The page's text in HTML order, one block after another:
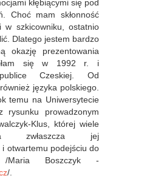
kłębiącymi się pod
Choć mam skłonność
w szkicowniku, ostatnio
Dlatego jestem bardzo
okazję prezentowania
się w 1992 r. i
Czeskiej. Od
języka polskiego.
temu na Uniwersytecie
rysunku prowadzonym
Klus, której wiele
a zwłaszcza jej
otwartemu podejściu do
/Maria Boszczyk -
/.